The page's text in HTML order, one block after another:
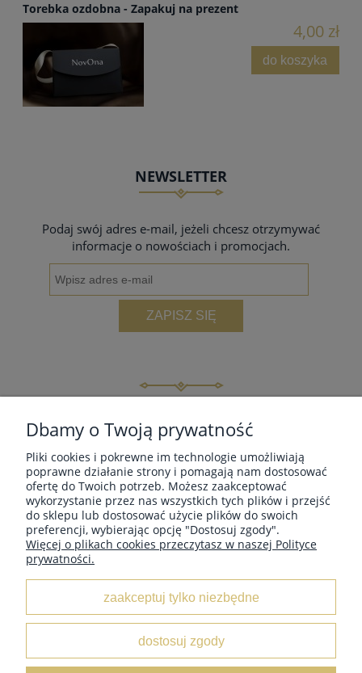
Torebka ozdobna - Zapakuj na prezent
4,00 zł
do koszyka
NEWSLETTER
Podaj swój adres e-mail, jeżeli chcesz otrzymywać
informacje o nowościach i promocjach.
ZAPISZ SIĘ
MOJE KONTO
PŁATNOŚCI I DOSTAWA
O NAS
Dbamy o Twoją prywatność
Pliki cookies i pokrewne im technologie umożliwiają
poprawne działanie strony i pomagają nam dostosować
ofertę do Twoich potrzeb. Możesz zaakceptować
wykorzystanie przez nas wszystkich tych plików i przejść
do sklepu lub dostosować użycie plików do swoich
preferencji, wybierając opcję "Dostosuj zgody".
Więcej o plikach cookies przeczytasz w naszej Polityce
prywatności.
zaakceptuj tylko niezbędne
dostosuj zgody